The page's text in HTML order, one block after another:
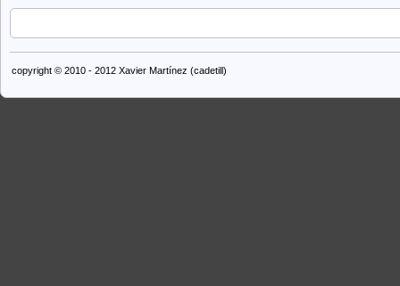
copyright © 2010 - 2012 Xavier Martínez (cadetill)